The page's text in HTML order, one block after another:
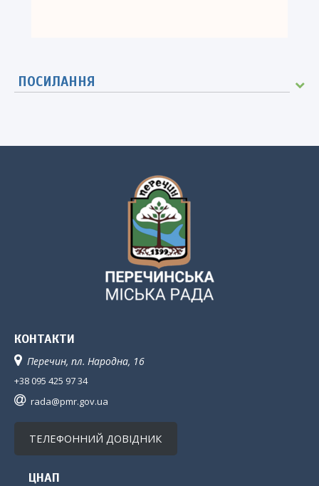
ПОСИЛАННЯ
КОНТАКТИ
Перечин, пл. Народна, 16
+38 095 425 97 34
rada@pmr.gov.ua
ТЕЛЕФОННИЙ ДОВІДНИК
ЦНАП